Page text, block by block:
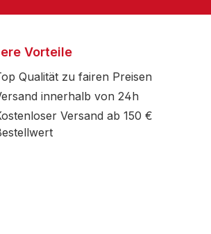
Vorteile
Qualität zu fairen Preisen
innerhalb von 24h
Versand ab 150 €